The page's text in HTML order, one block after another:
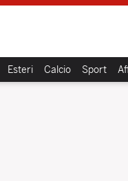
Esteri Calcio Sport